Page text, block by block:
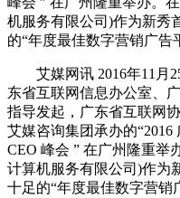
机服务有限公司)作为新秀
的“年度最佳数字营销广告
艾媒网讯 2016年11月
东省互联网信息办公室、
指导发起，广东省互联网
艾媒咨询集团承办的
CEO 峰会 ” 在广州隆重举
计算机服务有限公司)作为
十足的“年度最佳数字营销